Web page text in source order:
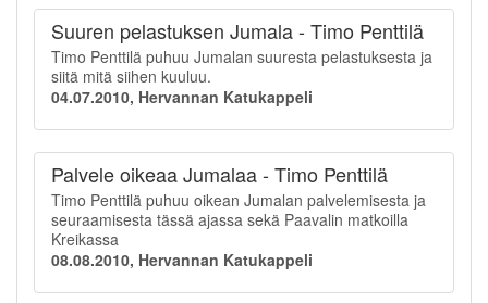
Suuren pelastuksen Jumala - Timo Penttilä
Timo Penttilä puhuu Jumalan suuresta pelastuksesta ja
siitä mitä siihen kuuluu.
04.07.2010, Hervannan Katukappeli
Palvele oikeaa Jumalaa - Timo Penttilä
Timo Penttilä puhuu oikean Jumalan palvelemisesta ja
seuraamisesta tässä ajassa sekä Paavalin matkoilla
Kreikassa
08.08.2010, Hervannan Katukappeli